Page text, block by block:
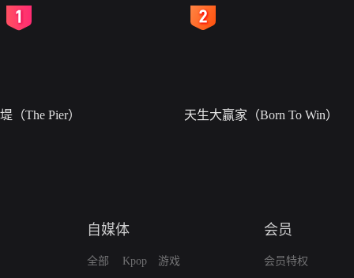
堤（The Pier） 天生大赢家（Born To Win）
自媒体
全部
Kpop
游戏
会员
会员特权